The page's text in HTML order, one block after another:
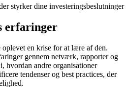
styrker dine investeringsbeslutninger
erfaringer
en krise for at lære af den.
gennem netværk, rapporter og
hvordan andre organisationer
tendenser og best practices, der